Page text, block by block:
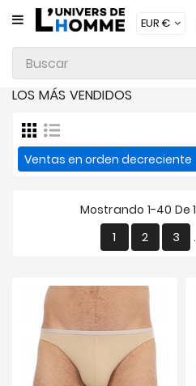
CATEGORÍA
Ropa
Interior
Moda
Baño
Packs
Brands
Novedades
LOS MÁS VENDIDOS
Ventas en orden decreciente
Mostrando 1-40 De
1 2 3